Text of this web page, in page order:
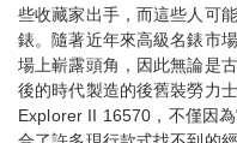
些收藏家出手，而這些人可
錶。隨著近年來高級名錶市
場上嶄露頭角，因此無論是
後的時代製造的後舊裝勞力
Explorer II 16570，不僅因